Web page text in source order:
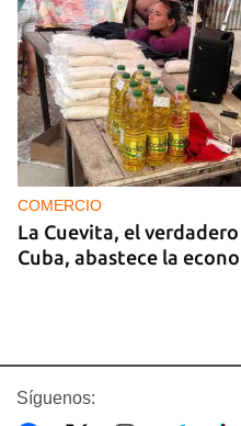
COMERCIO
La Cuevita, el
Cuba, abastece la
Síguenos: